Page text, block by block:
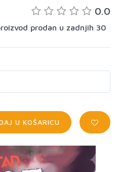
0.0
prodan u zadnjih 30
U KOŠARICU